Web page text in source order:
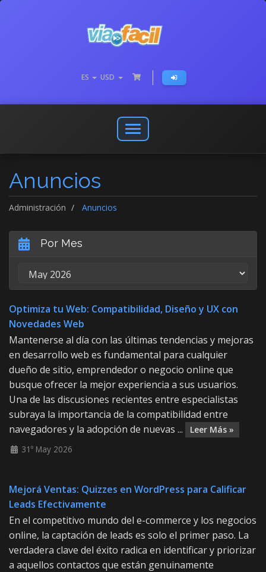
ES USD
Abrir
o
Anuncios
Administración Anuncios
Por Mes
Optimiza tu Web: Compatibilidad, Diseño y UX con
Novedades Web
Mantenerse al día con las últimas tendencias y mejoras
en desarrollo web es fundamental para cualquier
dueño de sitio, emprendedor o negocio online que
busque ofrecer la mejor experiencia a sus usuarios.
Una de las discusiones recientes entre especialistas
subraya la importancia de la compatibilidad entre
navegadores y la adopción de nuevas ...
Leer Más »
31º May 2026
Mejorá Ventas: Quizzes en WordPress para Calificar
Leads Efectivamente
En el competitivo mundo del e-commerce y los negocios
online, la captación de leads es solo el primer paso. La
verdadera clave del éxito radica en identificar y priorizar
a aquellos contactos que están genuinamente